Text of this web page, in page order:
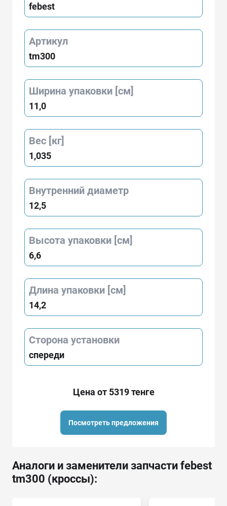
febest
Артикул
tm300
Ширина упаковки [см]
11,0
Вес [кг]
1,035
Внутренний диаметр
12,5
Высота упаковки [см]
6,6
Длина упаковки [см]
14,2
Сторона установки
спереди
Цена от 5319 тенге
Посмотреть предложения
Аналоги и заменители запчасти febest
tm300 (кроссы):